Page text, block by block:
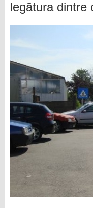
legătura dintre